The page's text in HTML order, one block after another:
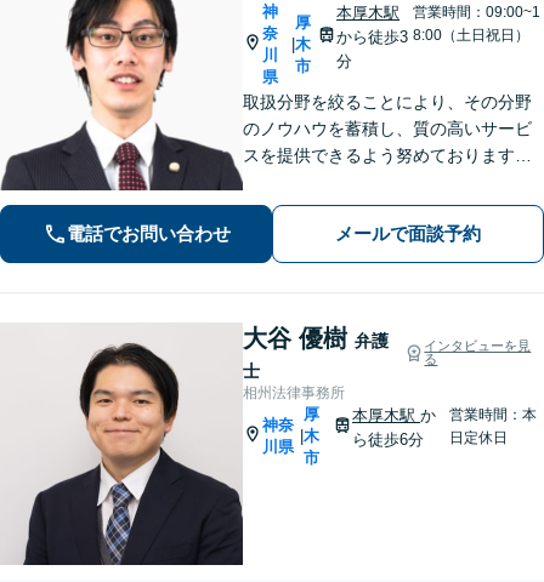
神
奈
川
県
|
厚
木
市
本厚木駅
から徒歩3
分
営業時間：09:00~1
8:00（土日祝日）
取扱分野を絞ることにより、その分野
のノウハウを蓄積し、質の高いサービ
スを提供できるよう努めております。
で、お困りの際はご相談ください。
電話でお問い合わせ メールで面談予約
大谷 優樹 弁護
士
インタビューを見
る
相州法律事務所
神奈
川県
|
厚
木
市
本厚木駅か
ら徒歩6分
営業時間：本
日定休日